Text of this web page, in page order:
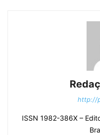
http://
ISSN 1982-386X –